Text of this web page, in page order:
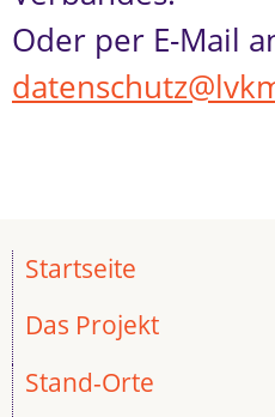
Oder per E-Mail
Startseite
Das Projekt
Stand-Orte